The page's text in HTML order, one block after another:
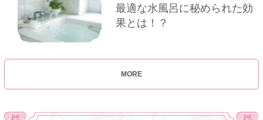
最適な水風呂に秘められた効
果とは！？
MORE